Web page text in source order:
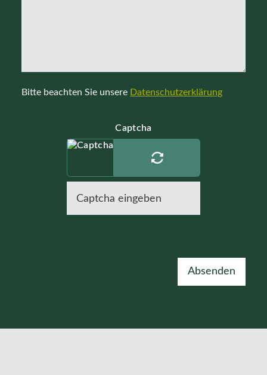
Bitte beachten Sie unsere Datenschutzerklärung
Captcha
Absenden